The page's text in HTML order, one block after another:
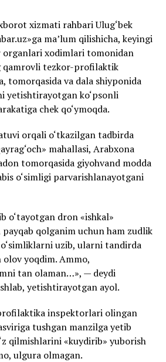
xizmati rahbari Ulug‘bek
ma’lum qilishicha, keyingi
organlari xodimlari tomonidan
qamrovli tezkor-profilaktik
tomorqasida va dala shiyponida
yetishtirayotgan ko‘psonli
chek qo‘ymoqda.
orqali o‘tkazilgan tadbirda
mahallasi, Arabxona
tomorqasida giyohvand modda
o‘simligi parvarishlanayotgani
o‘tayotgan dron «ishkal»
qolganim uchun ham zudlik
uzib, ularni tandirda
yoqdim. Ammo,
tan olaman…», — deydi
yetishtirayotgan ayol.
inspektorlari olingan
tushgan manzilga yetib
qilmishlarini «kuydirib» yuborish
ulgura olmagan.